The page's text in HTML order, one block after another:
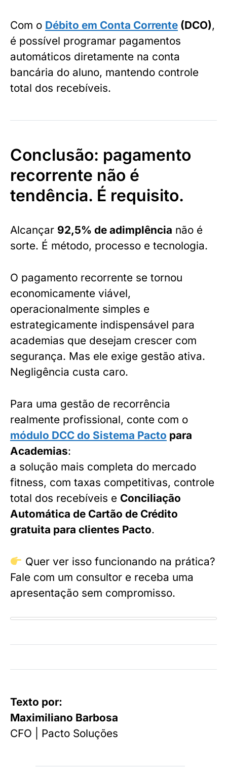
Com o Débito em Conta Corrente (DCO),
é possível programar pagamentos
automáticos diretamente na conta
bancária do aluno, mantendo controle
total dos recebíveis.
Conclusão: pagamento
recorrente não é
tendência. É requisito.
Alcançar 92,5% de adimplência não é
sorte. É método, processo e tecnologia.
O pagamento recorrente se tornou
economicamente viável,
operacionalmente simples e
estrategicamente indispensável para
academias que desejam crescer com
segurança. Mas ele exige gestão ativa.
Negligência custa caro.
Para uma gestão de recorrência
realmente profissional, conte com o
módulo DCC do Sistema Pacto para
Academias:
a solução mais completa do mercado
fitness, com taxas competitivas, controle
total dos recebíveis e Conciliação
Automática de Cartão de Crédito
gratuita para clientes Pacto.
Quer ver isso funcionando na prática?
Fale com um consultor e receba uma
apresentação sem compromisso.
Texto por:
Maximiliano Barbosa
CFO | Pacto Soluções